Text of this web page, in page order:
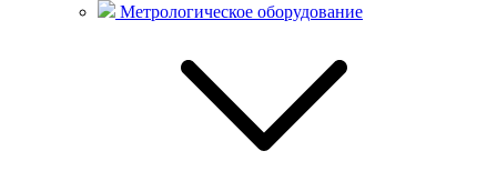
Метрологическое оборудование